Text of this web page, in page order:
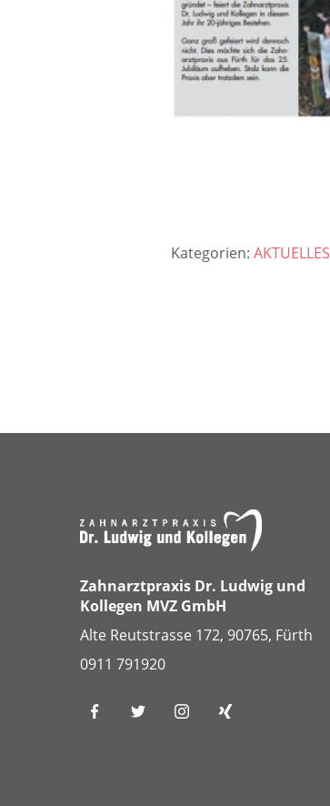
Kategorien: AKTUELLES
Zahnarztpraxis Dr. Ludwig und
Kollegen MVZ GmbH
Alte Reutstrasse 172, 90765, Fürth
0911 791920